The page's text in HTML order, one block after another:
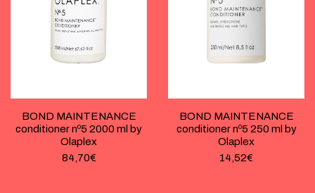
BOND MAINTENANCE
conditioner nº5 2000 ml by
Olaplex
84,70€
BOND MAINTENANCE
conditioner nº5 250 ml by
Olaplex
14,52€